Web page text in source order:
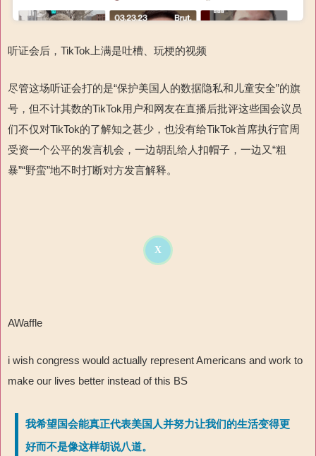
听证会后，TikTok上满是吐槽、玩梗的视频
尽管这场听证会打的是“保护美国人的数据隐私和儿童安全”的旗
号，但不计其数的TikTok用户和网友在直播后批评这些国会议员
们不仅对TikTok的了解知之甚少，也没有给TikTok首席执行官周
受资一个公平的发言机会，一边胡乱给人扣帽子，一边又“粗
暴”“野蛮”地不时打断对方发言解释。
X
AWaffle
i wish congress would actually represent Americans and work to
make our lives better instead of this BS
我希望国会能真正代表美国人并努力让我们的生活变得更
好而不是像这样胡说八道。